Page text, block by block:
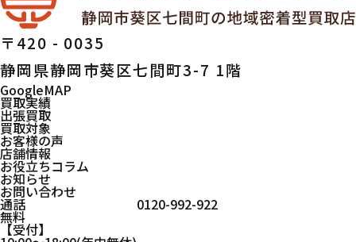
〒420 - 0035
静岡県静岡市葵区七間町3-7 1階
GoogleMAP
買取実績
出張買取
買取対象
お客様の声
店舗情報
お役立ちコラム
お知らせ
お問い合わせ
通話
無料
0120-992-922
受付